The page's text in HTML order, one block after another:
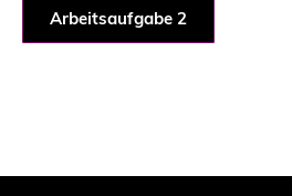
Arbeitsaufgabe 2